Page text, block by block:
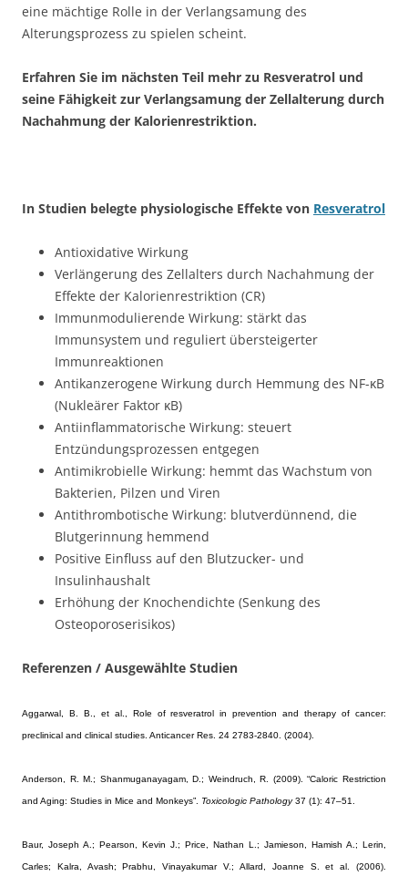
eine mächtige Rolle in der Verlangsamung des
Alterungsprozess zu spielen scheint.
Erfahren Sie im nächsten Teil mehr zu Resveratrol und
seine Fähigkeit zur Verlangsamung der Zellalterung durch
Nachahmung der Kalorienrestriktion.
In Studien belegte physiologische Effekte von Resveratrol
Antioxidative Wirkung
Verlängerung des Zellalters durch Nachahmung der
Effekte der Kalorienrestriktion (CR)
Immunmodulierende Wirkung: stärkt das
Immunsystem und reguliert übersteigerter
Immunreaktionen
Antikanzerogene Wirkung durch Hemmung des NF-κB
(Nukleärer Faktor κB)
Antiinflammatorische Wirkung: steuert
Entzündungsprozessen entgegen
Antimikrobielle Wirkung: hemmt das Wachstum von
Bakterien, Pilzen und Viren
Antithrombotische Wirkung: blutverdünnend, die
Blutgerinnung hemmend
Positive Einfluss auf den Blutzucker- und
Insulinhaushalt
Erhöhung der Knochendichte (Senkung des
Osteoporoserisikos)
Referenzen / Ausgewählte Studien
Aggarwal, B. B., et al., Role of resveratrol in prevention and therapy of cancer:
preclinical and clinical studies. Anticancer Res. 24 2783-2840. (2004).
Anderson, R. M.; Shanmuganayagam, D.; Weindruch, R. (2009). “Caloric Restriction
and Aging: Studies in Mice and Monkeys”. Toxicologic Pathology37 (1): 47–51.
Baur, Joseph A.; Pearson, Kevin J.; Price, Nathan L.; Jamieson, Hamish A.; Lerin,
Carles; Kalra, Avash; Prabhu, Vinayakumar V.; Allard, Joanne S. et al. (2006).